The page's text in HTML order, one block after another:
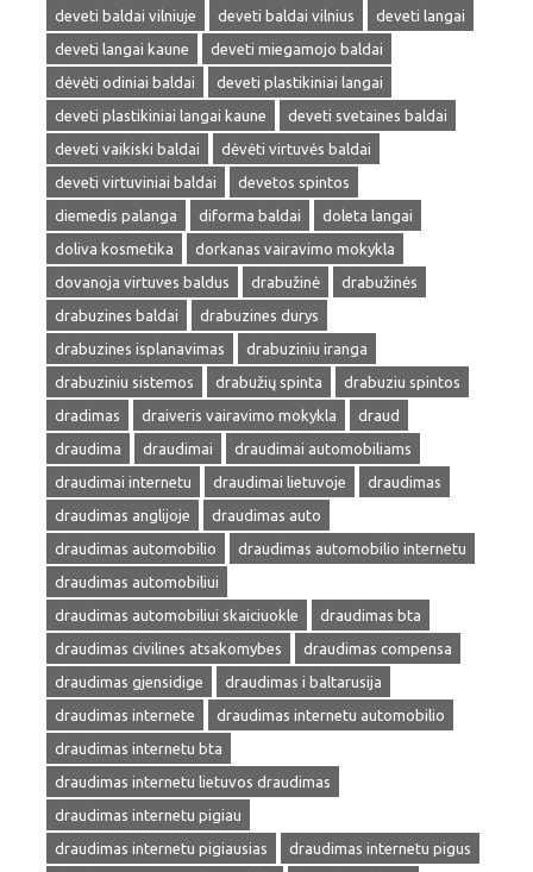
deveti baldai vilniuje deveti baldai vilnius
deveti langai
deveti langai kaune
deveti miegamojo baldai
dėvėti odiniai baldai
deveti plastikiniai langai
deveti plastikiniai langai kaune
deveti svetaines baldai
deveti vaikiski baldai
dėvėti virtuvės baldai
deveti virtuviniai baldai
devetos spintos
diemedis palanga
diforma baldai
doleta langai
doliva kosmetika
dorkanas vairavimo mokykla
dovanoja virtuves baldus
drabužinė
drabužinės
drabuzines baldai
drabuzines durys
drabuzines isplanavimas
drabuziniu iranga
drabuziniu sistemos
drabužių spinta
drabuziu spintos
dradimas
draiveris vairavimo mokykla
draud
draudima
draudimai
draudimai automobiliams
draudimai internetu
draudimai lietuvoje
draudimas
draudimas anglijoje
draudimas auto
draudimas automobilio
draudimas automobilio internetu
draudimas automobiliui
draudimas automobiliui skaiciuokle
draudimas bta
draudimas civilines atsakomybes
draudimas compensa
draudimas gjensidige
draudimas i baltarusija
draudimas internete
draudimas internetu automobilio
draudimas internetu bta
draudimas internetu lietuvos draudimas
draudimas internetu pigiau
draudimas internetu pigiausias
draudimas internetu pigus